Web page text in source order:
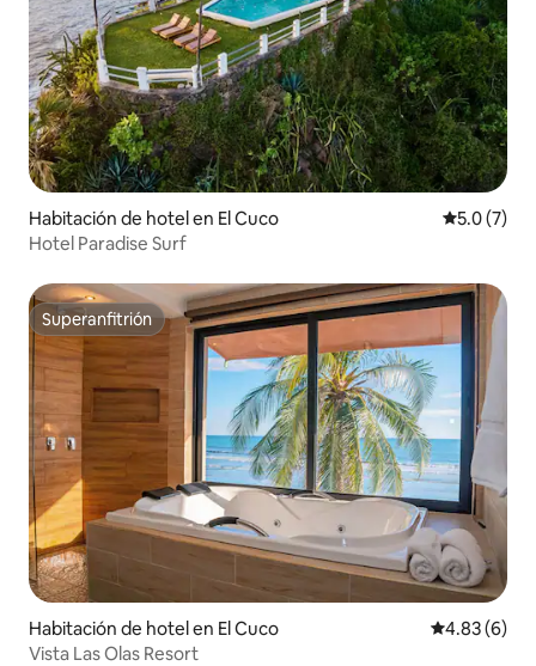
Habitación de hotel en El Cuco
5.0 (7)
Hotel Paradise Surf
Superanfitrión
Superanfitrión
Habitación de hotel en El Cuco Calificación
4.83 (6)
Vista Las Olas Resort